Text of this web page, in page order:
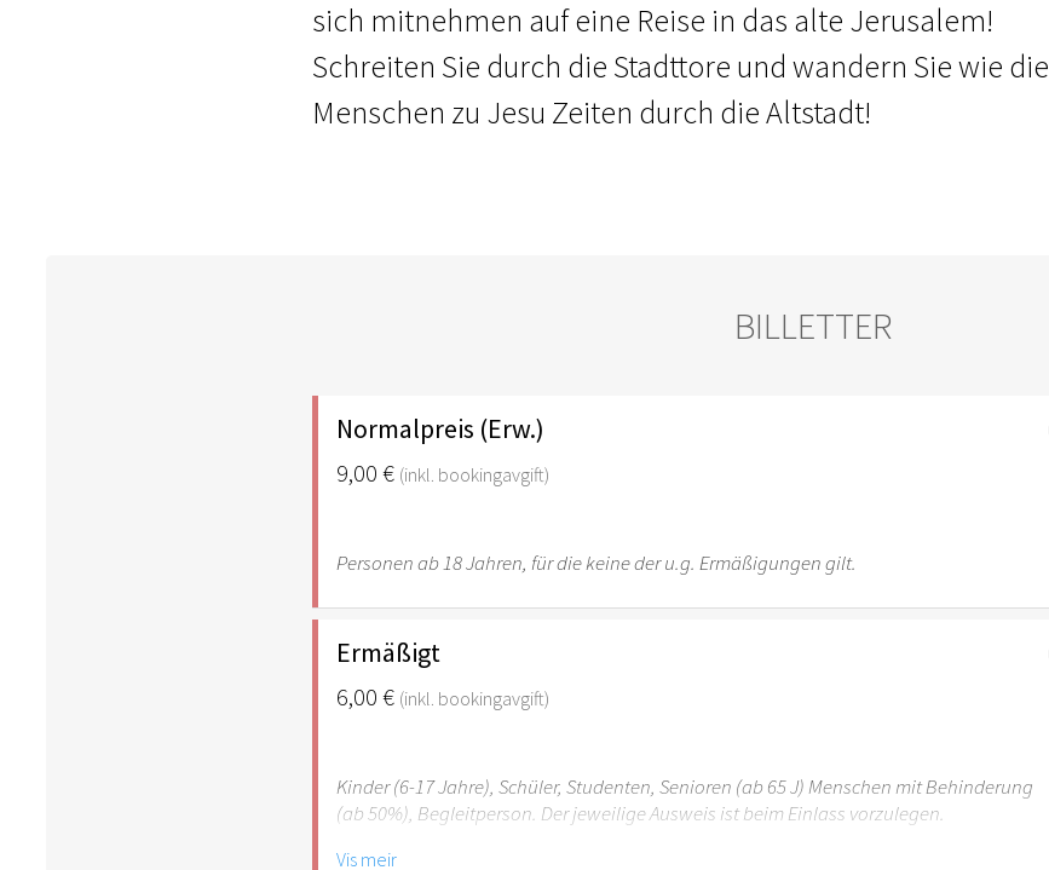
sich mitnehmen auf eine Reise in das alte Jerusalem!
Schreiten Sie durch die Stadttore und wandern Sie wie die
Menschen zu Jesu Zeiten durch die Altstadt!
BILLETTER
Normalpreis (Erw.)
9,00 € (inkl. bookingavgift)
Personen ab 18 Jahren, für die keine der u.g. Ermäßigungen gilt.
Ermäßigt
6,00 € (inkl. bookingavgift)
Kinder (6-17 Jahre), Schüler, Studenten, Senioren (ab 65 J) Menschen mit Behinderung
(ab 50%), Begleitperson. Der jeweilige Ausweis ist beim Einlass vorzulegen.
Vis meir